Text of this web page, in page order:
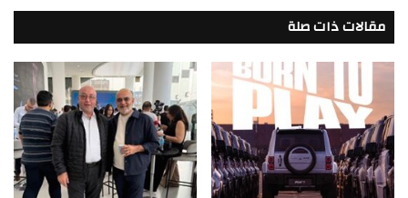
السينما
في
مصر
مقالات ذات صلة